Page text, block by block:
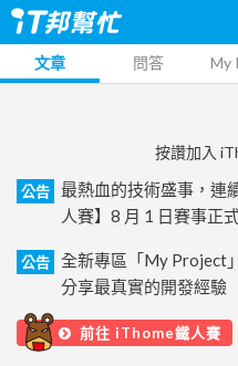
文章 問答 My
按讚加入
公告
最熱血的技術盛事，連
人賽】8 月 1 日賽事正
公告
全新專區「My Project
分享最真實的開發經驗
前往 iThome鐵人賽